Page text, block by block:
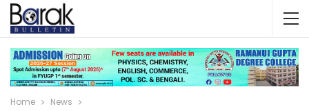
Home News